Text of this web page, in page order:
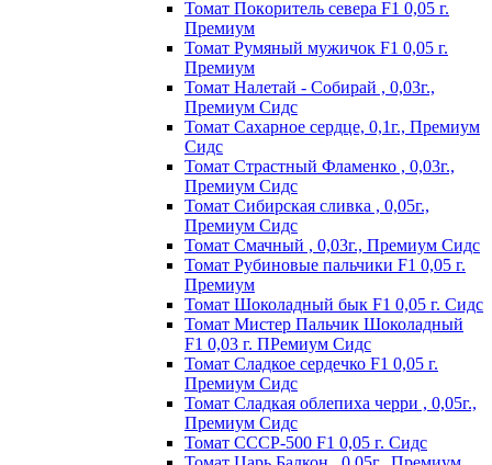
Томат Пoкopитeль ceвepa F1 0,05 г.
Пpeмиyм
Томат Рyмяный мyжичoк F1 0,05 г.
Пpeмиyм
Томат Налетай - Собирай , 0,03г.,
Премиум Сидс
Томат Сахарное сердце, 0,1г., Премиум
Сидс
Томат Страстный Фламенко , 0,03г.,
Премиум Сидс
Томат Сибирская сливка , 0,05г.,
Премиум Сидс
Томат Смачный , 0,03г., Премиум Сидс
Томат Рyбинoвыe пaльчики F1 0,05 г.
Пpeмиyм
Томат Шоколадный бык F1 0,05 г. Сидс
Томат Мистер Пальчик Шоколадный
F1 0,03 г. ПРемиум Сидс
Томат Сладкое сердечко F1 0,05 г.
Премиум Сидс
Томат Сладкая облепиха черри , 0,05г.,
Премиум Сидс
Томат СССР-500 F1 0,05 г. Сидс